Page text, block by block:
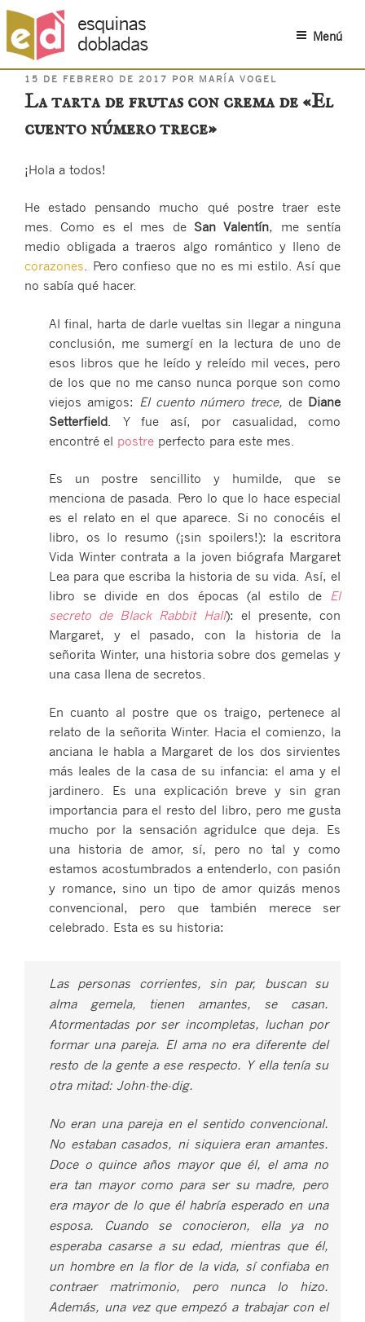
Saltar
Menú
PUBLICADO
EL
15 DE FEBRERO DE 2017 POR MARÍA VOGEL
La tarta de frutas con crema de «El
cuento número trece»
¡Hola a todos!
He estado pensando mucho qué postre traer este
mes. Como es el mes de San Valentín, me sentía
medio obligada a traeros algo romántico y lleno de
corazones. Pero confieso que no es mi estilo. Así que
no sabía qué hacer.
Al final, harta de darle vueltas sin llegar a ninguna
conclusión, me sumergí en la lectura de uno de
esos libros que he leído y releído mil veces, pero
de los que no me canso nunca porque son como
viejos amigos: El cuento número trece,de Diane
Setterfield . Y fue así, por casualidad, como
encontré el postre perfecto para este mes.
Es un postre sencillito y humilde, que se
menciona de pasada. Pero lo que lo hace especial
es el relato en el que aparece. Si no conocéis el
libro, os lo resumo (¡sin spoilers!): la escritora
Vida Winter contrata a la joven biógrafa Margaret
Lea para que escriba la historia de su vida. Así, el
libro se divide en dos épocas (al estilo de El
secreto de Black Rabbit Hall): el presente, con
Margaret, y el pasado, con la historia de la
señorita Winter, una historia sobre dos gemelas y
una casa llena de secretos.
En cuanto al postre que os traigo, pertenece al
relato de la señorita Winter. Hacia el comienzo, la
anciana le habla a Margaret de los dos sirvientes
más leales de la casa de su infancia: el ama y el
jardinero. Es una explicación breve y sin gran
importancia para el resto del libro, pero me gusta
mucho por la sensación agridulce que deja. Es
una historia de amor, sí, pero no tal y como
estamos acostumbrados a entenderlo, con pasión
y romance, sino un tipo de amor quizás menos
convencional, pero que también merece ser
celebrado. Esta es su historia:
Las personas corrientes, sin par, buscan su
alma gemela, tienen amantes, se casan.
Atormentadas por ser incompletas, luchan por
formar una pareja. El ama no era diferente del
resto de la gente a ese respecto. Y ella tenía su
otra mitad: John-the-dig.
No eran una pareja en el sentido convencional.
No estaban casados, ni siquiera eran amantes.
Doce o quince años mayor que él, el ama no
era tan mayor como para ser su madre, pero
era mayor de lo que él habría esperado en una
esposa. Cuando se conocieron, ella ya no
esperaba casarse a su edad, mientras que él,
un hombre en la flor de la vida, sí confiaba en
contraer matrimonio, pero nunca lo hizo.
Además, una vez que empezó a trabajar con el